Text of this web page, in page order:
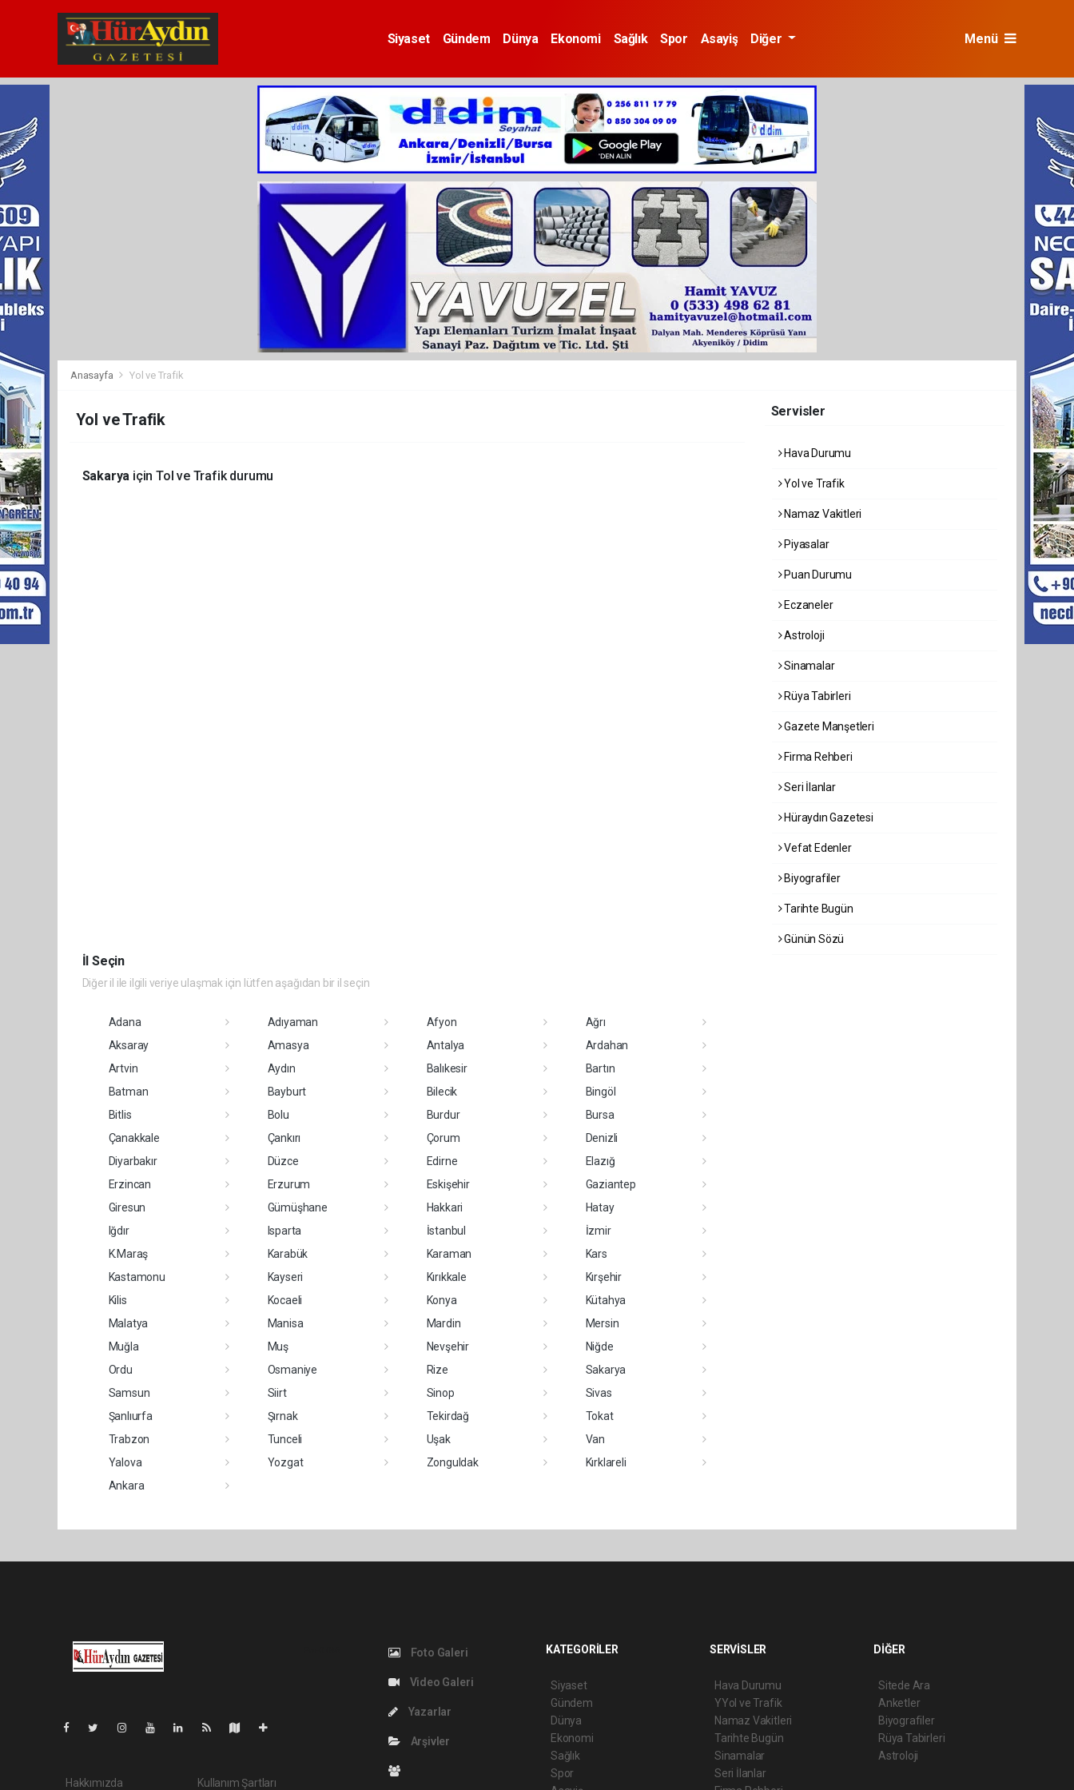
Siyaset Gündem Dünya Ekonomi Sağlık Spor Asayiş Diğer Menü
Anasayfa Yol ve Trafik
Yol ve Trafik
Sakarya için Tol ve Trafik durumu
İl Seçin
Diğer il ile ilgili veriye ulaşmak için lütfen aşağıdan bir il seçin
Adana Adıyaman Afyon
Ağrı
Aksaray
Amasya Antalya
Ardahan
Artvin
Aydın Balıkesir
Bartın
Batman
Bayburt Bilecik
Bingöl
Bitlis
Bolu Burdur
Bursa
Çanakkale
Çankırı Çorum
Denizli
Diyarbakır
Düzce Edirne
Elazığ
Erzincan
Erzurum Eskişehir
Gaziantep
Giresun
Gümüşhane Hakkari
Hatay
Iğdır
Isparta İstanbul
İzmir
K.Maraş
Karabük Karaman
Kars
Kastamonu
Kayseri Kırıkkale
Kırşehir
Kilis
Kocaeli Konya
Kütahya
Malatya
Manisa Mardin
Mersin
Muğla
Muş Nevşehir
Niğde
Ordu
Osmaniye Rize
Sakarya
Samsun
Siirt Sinop
Sivas
Şanlıurfa
Şırnak Tekirdağ
Tokat
Trabzon
Tunceli Uşak
Van
Yalova
Yozgat Zonguldak
Kırklareli
Ankara
Servisler
Hava Durumu
Yol ve Trafik
Namaz Vakitleri
Piyasalar
Puan Durumu
Eczaneler
Astroloji
Sinamalar
Rüya Tabirleri
Gazete Manşetleri
Firma Rehberi
Seri İlanlar
Hüraydın Gazetesi
Vefat Edenler
Biyografiler
Tarihte Bugün
Günün Sözü
Hakkımızda Kullanım Şartları
Foto Galeri
Video Galeri
Yazarlar
Arşivler
KATEGORİLER
Siyaset
Gündem
Dünya
Ekonomi
Sağlık
Spor
SERVİSLER
Hava Durumu
YYol ve Trafik
Namaz Vakitleri
Tarihte Bugün
Sinamalar
Seri İlanlar
DİĞER
Sitede Ara
Anketler
Biyografiler
Rüya Tabirleri
Astroloji